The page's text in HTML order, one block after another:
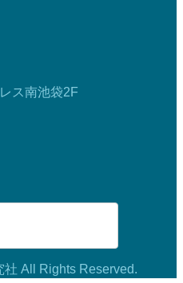
ス南池袋2F
All Rights Reserved.